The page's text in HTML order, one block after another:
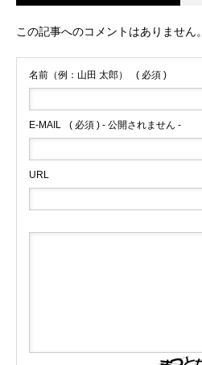
この記事へのコメントはありません。
名前（例：山田 太郎） ( 必須 )
E-MAIL ( 必須 ) - 公開されません -
URL